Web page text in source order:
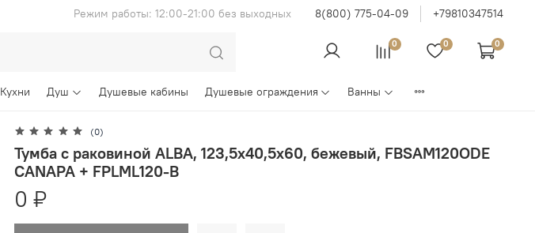
Режим работы: 12:00-21:00 без выходных 8(800) 775-04-09 +79810347514
0 0 0
Кухни Душ Душевые кабины Душевые ограждения Ванны
(0)
Тумба с раковиной ALBA, 123,5x40,5x60, бежевый, FBSAM120ODE
CANAPA + FPLML120-B
0 ₽